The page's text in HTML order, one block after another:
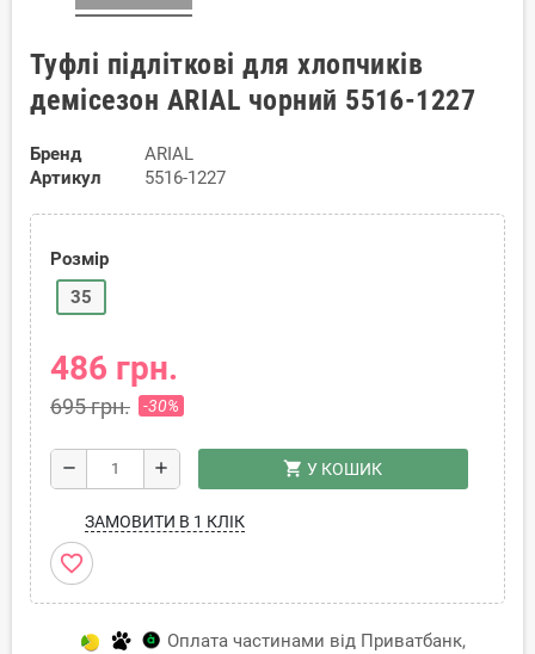
Туфлі підліткові для хлопчиків
демісезон ARIAL чорний 5516-1227
Бренд
ARIAL
Артикул
5516-1227
Розмір
35
486 грн.
695 грн. -30%
remove add shopping_cart У КОШИК
ЗАМОВИТИ В 1 КЛІК
favorite_border
Оплата частинами від Приватбанк,